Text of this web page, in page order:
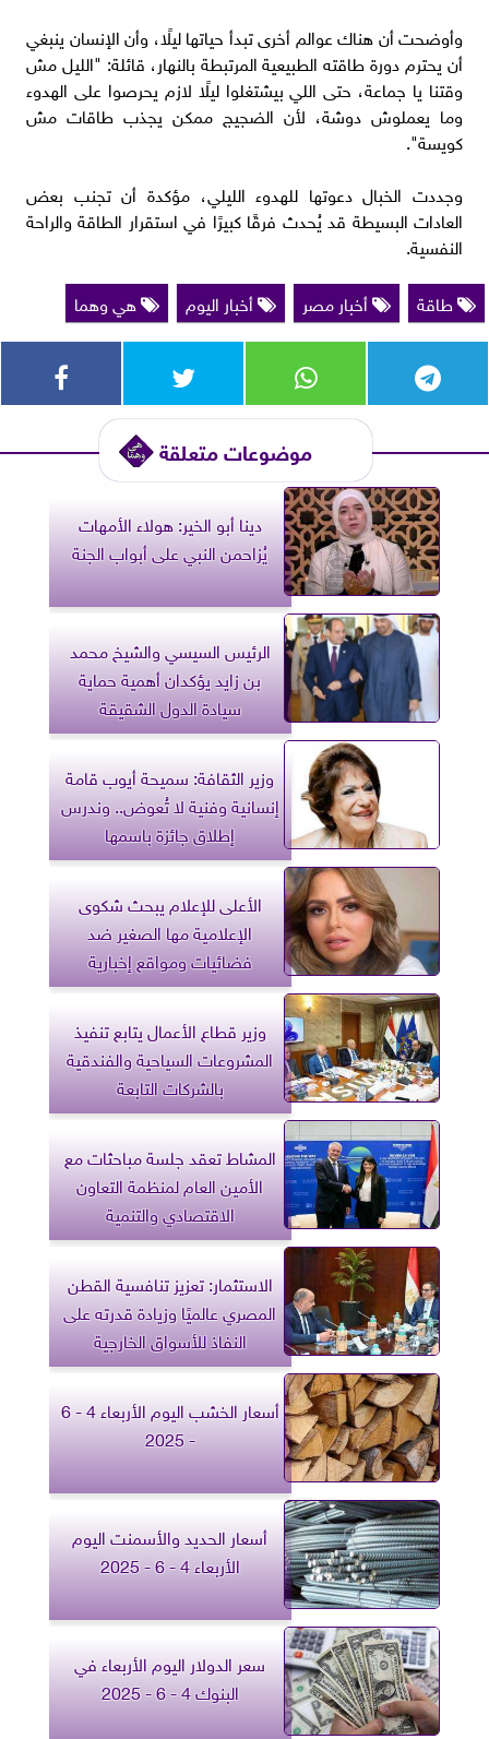
وأوضحت أن هناك عوالم أخرى تبدأ حياتها ليلًا، وأن الإنسان ينبغي
أن يحترم دورة طاقته الطبيعية المرتبطة بالنهار، قائلة: "الليل مش
وقتنا يا جماعة، حتى اللي بيشتغلوا ليلًا لازم يحرصوا على الهدوء
وما يعملوش دوشة، لأن الضجيج ممكن يجذب طاقات مش
كويسة".
وجددت الخبال دعوتها للهدوء الليلي، مؤكدة أن تجنب بعض
العادات البسيطة قد يُحدث فرقًا كبيرًا في استقرار الطاقة والراحة
النفسية.
طاقة
أخبار مصر أخبار اليوم هي وهما
موضوعات متعلقة
دينا أبو الخير: هولاء الأمهات
يُزاحمن النبي على أبواب الجنة
الرئيس السيسي والشيخ محمد
بن زايد يؤكدان أهمية حماية
سيادة الدول الشقيقة
وزير الثقافة: سميحة أيوب قامة
إنسانية وفنية لا تُعوض.. وندرس
إطلاق جائزة باسمها
الأعلى للإعلام يبحث شكوى
الإعلامية مها الصغير ضد
فضائيات ومواقع إخبارية
وزير قطاع الأعمال يتابع تنفيذ
المشروعات السياحية والفندقية
بالشركات التابعة
المشاط تعقد جلسة مباحثات مع
الأمين العام لمنظمة التعاون
الاقتصادي والتنمية
الاستثمار: تعزيز تنافسية القطن
المصري عالميًا وزيادة قدرته على
النفاذ للأسواق الخارجية
أسعار الخشب اليوم الأربعاء 4 - 6
- 2025
أسعار الحديد والأسمنت اليوم
الأربعاء 4 - 6 - 2025
سعر الدولار اليوم الأربعاء في
البنوك 4 - 6 - 2025